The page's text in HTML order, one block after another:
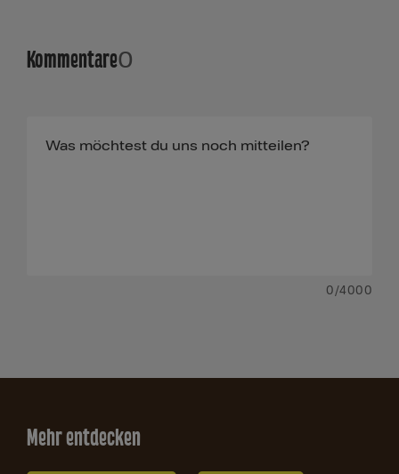
Kommentare0
0 /4000
Mehr entdecken